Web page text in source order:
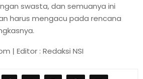
swasta, dan semuanya ini
harus mengacu pada rencana
| Editor : Redaksi NSI